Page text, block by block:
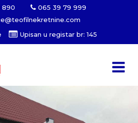
890
065 39 79 999
Upisan u registar br: 145